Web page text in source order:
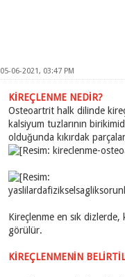
05-06-2021, 03:47 PM
KİREÇLENME NEDİR?
Osteoartrit halk dilinde
kalsiyum tuzlarının
olduğunda kıkırdak
Kireçlenme en sık
görülür.
KİREÇLENMENİN